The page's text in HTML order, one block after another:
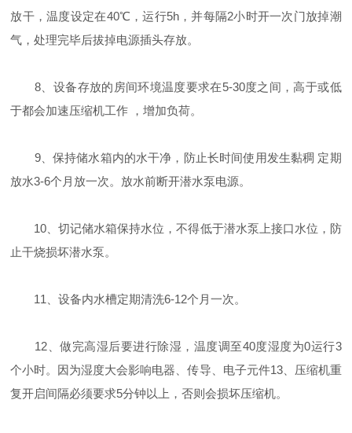
放干，温度设定在40℃，运行5h，并每隔2小时开一次门放掉潮
气，处理完毕后拔掉电源插头存放。
8、设备存放的房间环境温度要求在5-30度之间，高于或低
于都会加速压缩机工作 ，增加负荷。
9、保持储水箱内的水干净，防止长时间使用发生黏稠 定期
放水3-6个月放一次。放水前断开潜水泵电源。
10、切记储水箱保持水位，不得低于潜水泵上接口水位，防
止干烧损坏潜水泵。
11、设备内水槽定期清洗6-12个月一次。
12、做完高湿后要进行除湿，温度调至40度湿度为0运行3
个小时。因为湿度大会影响电器、传导、电子元件13、压缩机重
复开启间隔必须要求5分钟以上，否则会损坏压缩机。